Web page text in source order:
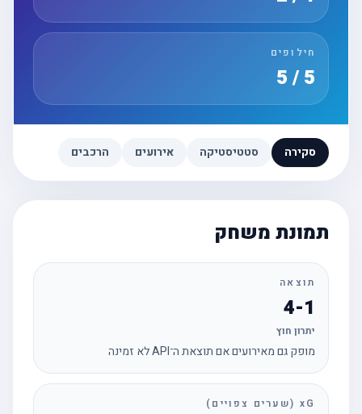
חילופים
סקירה סטטיסטיקה אירועים הרכבים
תמונת משחק
תוצאה
4-1
יתרון חוץ
מופק גם מאירועים אם תוצאת ה־API לא זמינה
xG (שערים צפויים)